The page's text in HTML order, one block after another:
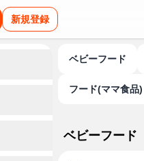
新規登録
ベビーフード
フード(ママ食品)
ベビーフード